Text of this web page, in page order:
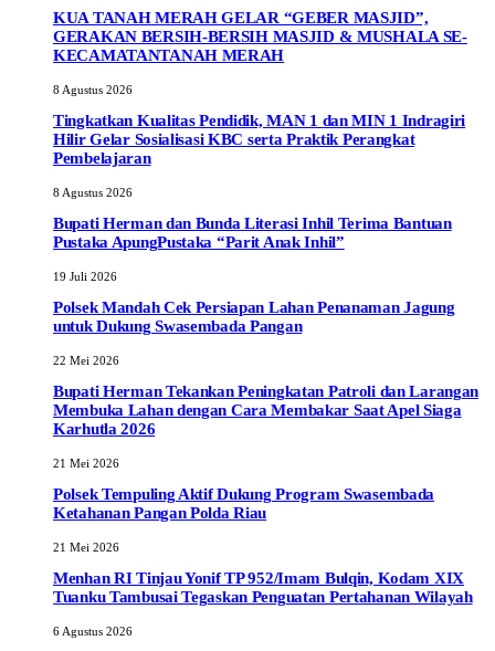
KUA TANAH MERAH GELAR “GEBER MASJID”,
GERAKAN BERSIH-BERSIH MASJID & MUSHALA SE-
KECAMATANTANAH MERAH
8 Agustus 2026
Tingkatkan Kualitas Pendidik, MAN 1 dan MIN 1 Indragiri
Hilir Gelar Sosialisasi KBC serta Praktik Perangkat
Pembelajaran
8 Agustus 2026
Bupati Herman dan Bunda Literasi Inhil Terima Bantuan
Pustaka ApungPustaka “Parit Anak Inhil”
19 Juli 2026
Polsek Mandah Cek Persiapan Lahan Penanaman Jagung
untuk Dukung Swasembada Pangan
22 Mei 2026
Bupati Herman Tekankan Peningkatan Patroli dan Larangan
Membuka Lahan dengan Cara Membakar Saat Apel Siaga
Karhutla 2026
21 Mei 2026
Polsek Tempuling Aktif Dukung Program Swasembada
Ketahanan Pangan Polda Riau
21 Mei 2026
Menhan RI Tinjau Yonif TP 952/Imam Bulqin, Kodam XIX
Tuanku Tambusai Tegaskan Penguatan Pertahanan Wilayah
6 Agustus 2026